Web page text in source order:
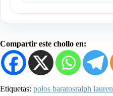
Compartir este chollo en:
Etiquetas: polos baratosralph lauren